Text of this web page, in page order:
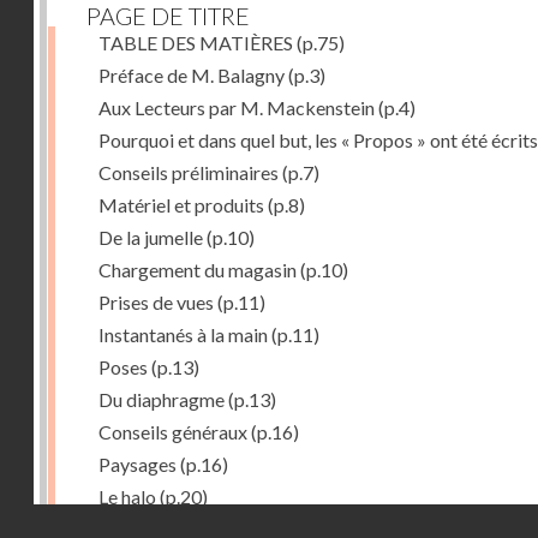
PAGE DE TITRE
TABLE DES MATIÈRES (p.75)
Préface de M. Balagny(p.3)
Aux Lecteurs par M. Mackenstein(p.4)
Pourquoi et dans quel but, les « Propos » ont été écrits
Conseils préliminaires (p.7)
Matériel et produits (p.8)
De la jumelle(p.10)
Chargement du magasin(p.10)
Prises de vues (p.11)
Instantanés à la main(p.11)
Poses (p.13)
Du diaphragme(p.13)
Conseils généraux(p.16)
Paysages (p.16)
Le halo (p.20)